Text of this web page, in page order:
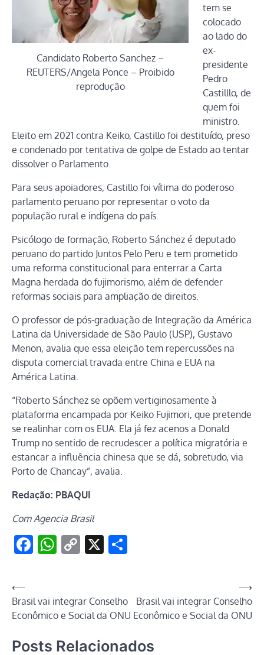
Candidato Roberto Sanchez –
REUTERS/Angela Ponce – Proibido
reprodução
tem se
colocado
ao lado do
ex-
presidente
Pedro
Castilllo, de
quem foi
ministro.
Eleito em 2021 contra Keiko, Castillo foi destituído, preso
e condenado por tentativa de golpe de Estado ao tentar
dissolver o Parlamento.
Para seus apoiadores, Castillo foi vítima do poderoso
parlamento peruano por representar o voto da
população rural e indígena do país.
Psicólogo de formação, Roberto Sánchez é deputado
peruano do partido Juntos Pelo Peru e tem prometido
uma reforma constitucional para enterrar a Carta
Magna herdada do fujimorismo, além de defender
reformas sociais para ampliação de direitos.
O professor de pós-graduação de Integração da América
Latina da Universidade de São Paulo (USP), Gustavo
Menon, avalia que essa eleição tem repercussões na
disputa comercial travada entre China e EUA na
América Latina.
“Roberto Sánchez se opõem vertiginosamente à
plataforma encampada por Keiko Fujimori, que pretende
se realinhar com os EUA. Ela já fez acenos a Donald
Trump no sentido de recrudescer a política migratória e
estancar a influência chinesa que se dá, sobretudo, via
Porto de Chancay”, avalia.
Redação: PBAQUI
Com Agencia Brasil
Facebook
WhatsApp
Copy
X
Navegação
de
⟵
Brasil vai integrar Conselho
Econômico e Social da ONU
Brasil vai integrar Conselho
Econômico e Social da ONU
⟶
Posts Relacionados